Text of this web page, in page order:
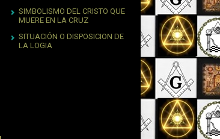
SIMBOLISMO DEL CRISTO QUE
MUERE EN LA CRUZ
SITUACIÓN O DISPOSICION DE
LA LOGIA